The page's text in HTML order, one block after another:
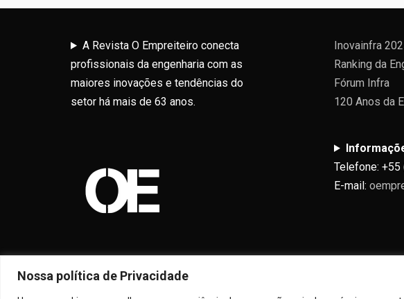
Nossa política de Privacidade
A Revista O Empreiteiro conecta
profissionais da engenharia com as
maiores inovações e tendências do
setor há mais de 63 anos.
Inovainfra
Ranking da
Fórum Infra
120 Anos da
Telefone:
E-mail: